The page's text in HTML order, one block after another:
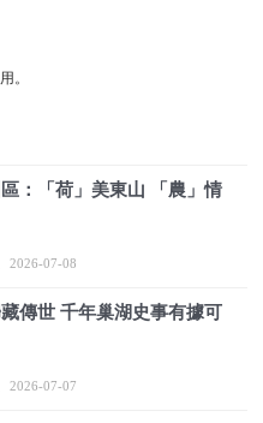
。
「荷」美東山 「農」情
2026-07-08
傳世 千年巢湖史事有據可
2026-07-07